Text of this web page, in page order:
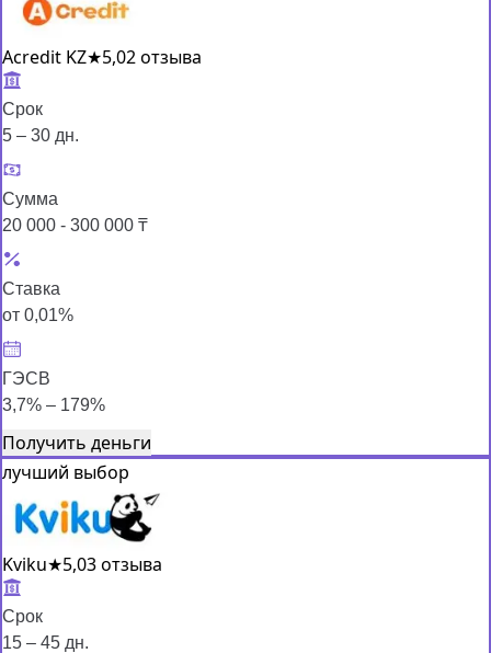
Acredit KZ★5,02 отзыва
Срок
5 – 30 дн.
Сумма
20 000 - 300 000 ₸
Ставка
от 0,01%
ГЭСВ
3,7% – 179%
Получить деньги
лучший выбор
Kviku★5,03 отзыва
Срок
15 – 45 дн.